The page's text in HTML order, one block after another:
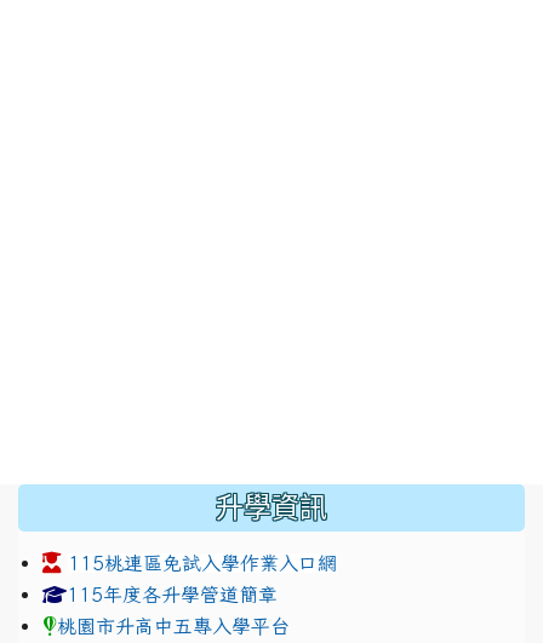
升學資訊
115桃連區免試入學作業入口網
link to https://www.jhjhs.tyc.edu.tw/modules/
115年度各升學管道簡章
桃園市升高中五專入學平台